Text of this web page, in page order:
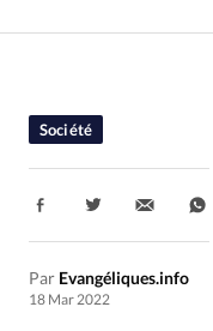
RUBRIQUES
Toute
Economie
Liberté
Société
Par Evangéliques.info
18 Mar 2022
Partager: